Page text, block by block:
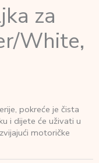
za
White,
pokreće je čista
i dijete će uživati u
motoričke